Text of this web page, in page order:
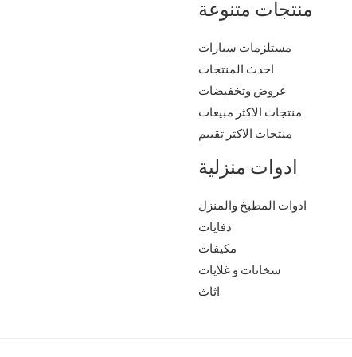
منتجات متنوعة
مستلزمات سيارات
احدث المنتجات
عروض وتخفيضات
منتجات الاكثر مبيعات
منتجات الاكثر تقييم
ادوات منزلية
ادوات المطبخ والمنزل
دفايات
مكيفات
سخانات و غلايات
اثاث